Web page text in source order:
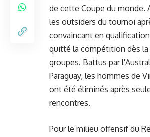
de cette Coupe du monde.
les outsiders du tournoi
convaincant en
quitté la compétition dès la
groupes. Battus par
Paraguay, les hommes de
ont été éliminés après
rencontres.
Pour le milieu offensif du